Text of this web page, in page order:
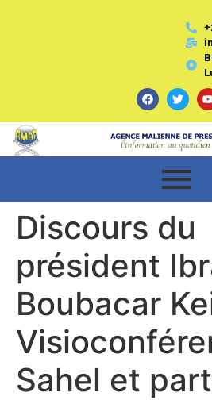
Discours du
président
Boubacar
Sahel et